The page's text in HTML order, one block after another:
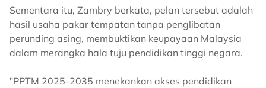
Sementara itu, Zambry berkata, pelan tersebut adalah
hasil usaha pakar tempatan tanpa penglibatan
perunding asing, membuktikan keupayaan Malaysia
dalam merangka hala tuju pendidikan tinggi negara.
"PPTM 2025-2035 menekankan akses pendidikan